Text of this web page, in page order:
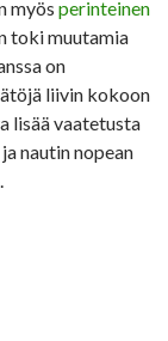
myös perinteinen
toki muutamia
on
liivin kokoon
lisää vaatetusta
nautin nopean